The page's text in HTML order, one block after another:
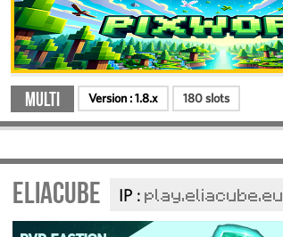
Multi Version :1.8.x 180 slots
Eliacube IP : play.eliacube.eu